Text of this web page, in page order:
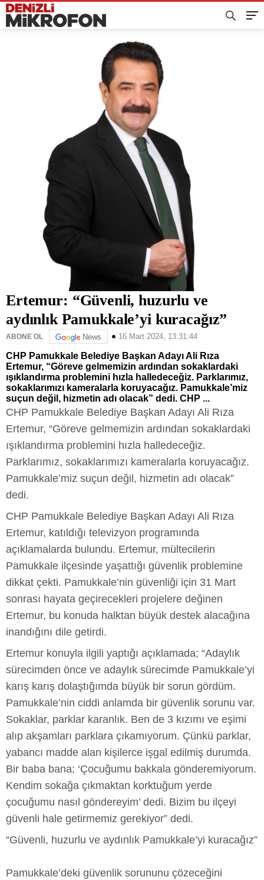
Ertemur: “Güvenli, huzurlu ve
aydınlık Pamukkale’yi kuracağız”
ABONE OL News 16 Mart 2024, 13:31:44
CHP Pamukkale Belediye Başkan Adayı Ali Rıza
Ertemur, “Göreve gelmemizin ardından sokaklardaki
ışıklandırma problemini hızla halledeceğiz. Parklarımız,
sokaklarımızı kameralarla koruyacağız. Pamukkale’miz
suçun değil, hizmetin adı olacak” dedi. CHP ...
CHP Pamukkale Belediye Başkan Adayı Ali Rıza
Ertemur, “Göreve gelmemizin ardından sokaklardaki
ışıklandırma problemini hızla halledeceğiz.
Parklarımız, sokaklarımızı kameralarla koruyacağız.
Pamukkale’miz suçun değil, hizmetin adı olacak”
dedi.
CHP Pamukkale Belediye Başkan Adayı Ali Rıza
Ertemur, katıldığı televizyon programında
açıklamalarda bulundu. Ertemur, mültecilerin
Pamukkale ilçesinde yaşattığı güvenlik problemine
dikkat çekti. Pamukkale’nin güvenliği için 31 Mart
sonrası hayata geçirecekleri projelere değinen
Ertemur, bu konuda halktan büyük destek alacağına
inandığını dile getirdi.
Ertemur konuyla ilgili yaptığı açıklamada; “Adaylık
sürecimden önce ve adaylık sürecimde Pamukkale’yi
karış karış dolaştığımda büyük bir sorun gördüm.
Pamukkale’nin ciddi anlamda bir güvenlik sorunu var.
Sokaklar, parklar karanlık. Ben de 3 kızımı ve eşimi
alıp akşamları parklara çıkamıyorum. Çünkü parklar,
yabancı madde alan kişilerce işgal edilmiş durumda.
Bir baba bana; ‘Çocuğumu bakkala gönderemiyorum.
Kendim sokağa çıkmaktan korktuğum yerde
çocuğumu nasıl göndereyim’ dedi. Bizim bu ilçeyi
güvenli hale getirmemiz gerekiyor” dedi.
“Güvenli, huzurlu ve aydınlık Pamukkale’yi kuracağız”
Pamukkale’deki güvenlik sorununu çözeceğini